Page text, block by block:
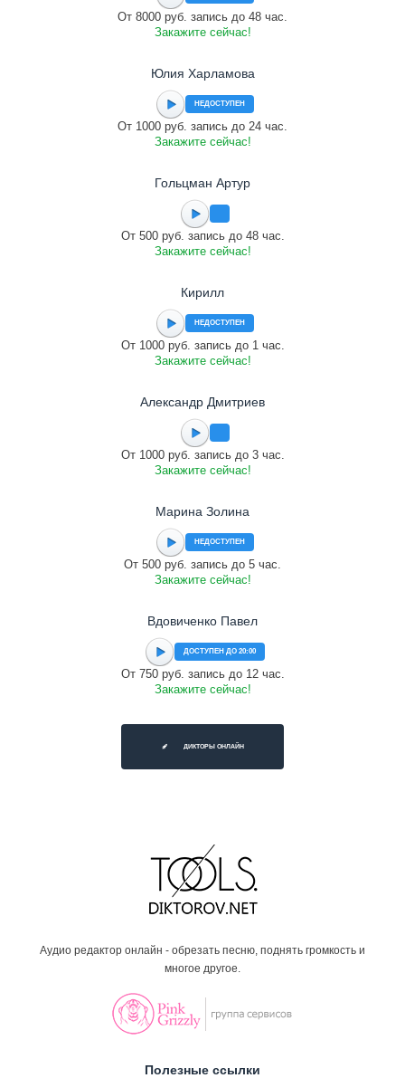
От 8000 руб. запись до 48 час.
Закажите сейчас!
Юлия Харламова
НЕДОСТУПЕН
От 1000 руб. запись до 24 час.
Закажите сейчас!
Гольцман Артур
От 500 руб. запись до 48 час.
Закажите сейчас!
Кирилл
НЕДОСТУПЕН
От 1000 руб. запись до 1 час.
Закажите сейчас!
Александр Дмитриев
От 1000 руб. запись до 3 час.
Закажите сейчас!
Марина Золина
НЕДОСТУПЕН
От 500 руб. запись до 5 час.
Закажите сейчас!
Вдовиченко Павел
ДОСТУПЕН ДО 20:00
От 750 руб. запись до 12 час.
Закажите сейчас!
ДИКТОРЫ ОНЛАЙН
Аудио редактор онлайн - обрезать песню, поднять громкость и
многое другое.
Полезные ссылки